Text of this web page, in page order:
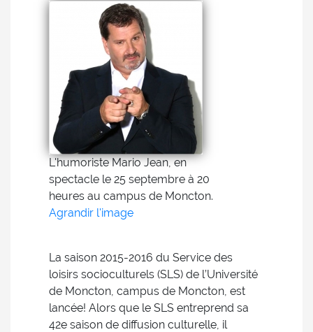
L'humoriste Mario Jean, en
spectacle le 25 septembre à 20
heures au campus de Moncton.
Agrandir l'image
La saison 2015-2016 du Service des
loisirs socioculturels (SLS) de l’Université
de Moncton, campus de Moncton, est
lancée! Alors que le SLS entreprend sa
42e saison de diffusion culturelle, il